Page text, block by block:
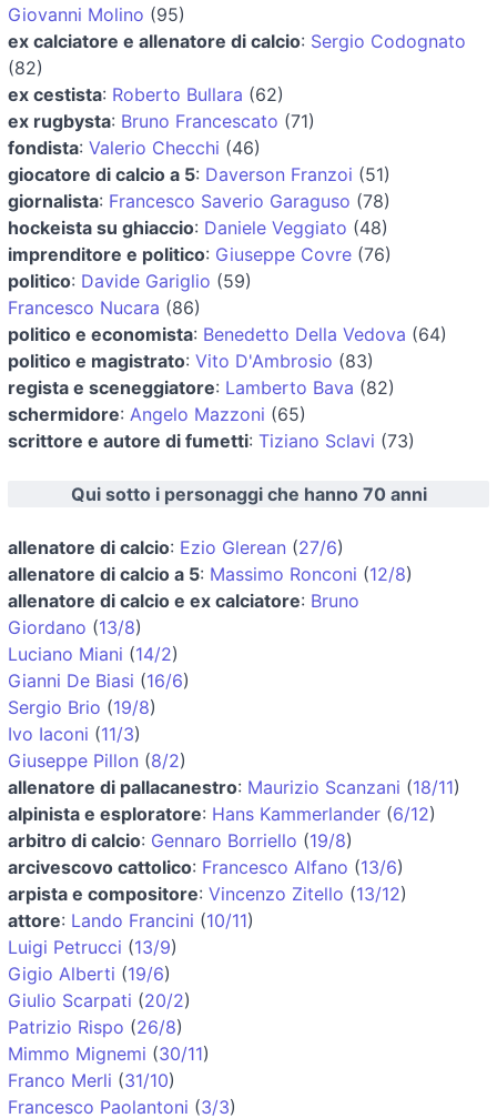
Giovanni Molino (95)
ex calciatore e allenatore di calcio: Sergio Codognato
(82)
ex cestista: Roberto Bullara (62)
ex rugbysta: Bruno Francescato (71)
fondista: Valerio Checchi (46)
giocatore di calcio a 5: Daverson Franzoi (51)
giornalista: Francesco Saverio Garaguso (78)
hockeista su ghiaccio: Daniele Veggiato (48)
imprenditore e politico: Giuseppe Covre (76)
politico: Davide Gariglio (59)
Francesco Nucara (86)
politico e economista: Benedetto Della Vedova (64)
politico e magistrato: Vito D'Ambrosio (83)
regista e sceneggiatore: Lamberto Bava (82)
schermidore: Angelo Mazzoni (65)
scrittore e autore di fumetti: Tiziano Sclavi (73)
Qui sotto i personaggi che hanno 70 anni
allenatore di calcio: Ezio Glerean (27/6)
allenatore di calcio a 5: Massimo Ronconi (12/8)
allenatore di calcio e ex calciatore: Bruno
Giordano (13/8)
Luciano Miani (14/2)
Gianni De Biasi (16/6)
Sergio Brio (19/8)
Ivo Iaconi (11/3)
Giuseppe Pillon (8/2)
allenatore di pallacanestro: Maurizio Scanzani (18/11)
alpinista e esploratore: Hans Kammerlander (6/12)
arbitro di calcio: Gennaro Borriello (19/8)
arcivescovo cattolico: Francesco Alfano (13/6)
arpista e compositore: Vincenzo Zitello (13/12)
attore: Lando Francini (10/11)
Luigi Petrucci (13/9)
Gigio Alberti (19/6)
Giulio Scarpati (20/2)
Patrizio Rispo (26/8)
Mimmo Mignemi (30/11)
Franco Merli (31/10)
Francesco Paolantoni (3/3)